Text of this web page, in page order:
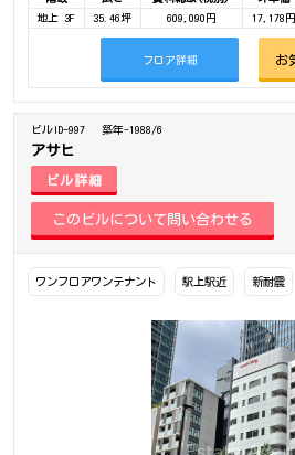
地上 3F
35.46坪 609,090円 17,178円
フロア詳細 お
ビルID-997 築年-1988/6
アサヒ
ビル詳細
ワンフロアワンテナント 駅上駅近 新耐震